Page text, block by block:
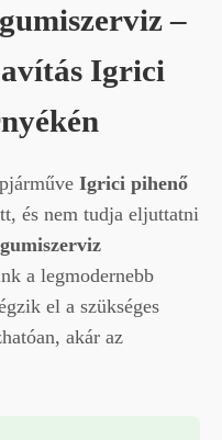
–
Igrici
Igrici pihenő
és nem tudja eljuttatni
a legmodernebb
el a szükséges
akár az